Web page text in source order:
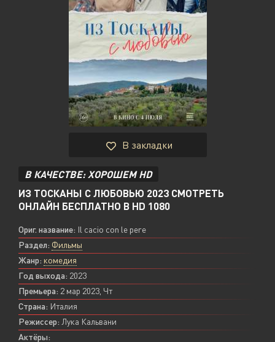
В закладки
В КАЧЕСТВЕ: ХОРОШЕМ HD
ИЗ ТОСКАНЫ С ЛЮБОВЬЮ 2023 СМОТРЕТЬ
ОНЛАЙН БЕСПЛАТНО В HD 1080
Ориг. название: Il cacio con le pere
Раздел: Фильмы
Жанр: комедия
Год выхода: 2023
Премьера: 2 мар 2023, Чт
Страна: Италия
Режиссер: Лука Кальвани
Актёры: